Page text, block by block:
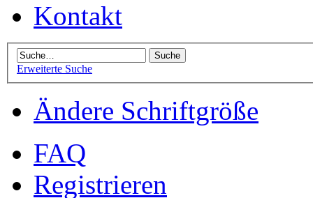
Kontakt
Erweiterte Suche
Ändere Schriftgröße
FAQ
Registrieren